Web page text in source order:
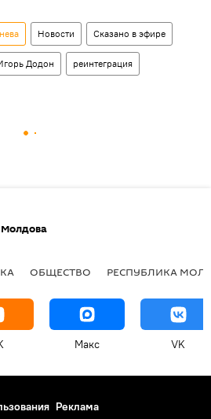
Новости Сказано в эфире
Додон реинтеграция
Молдова
ОБЩЕСТВО РЕСПУБЛИКА
Макс VK
Реклама